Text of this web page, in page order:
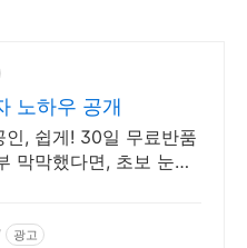
노하우 공개
, 쉽게! 30일 무료반품
막막했다면, 초보 눈높
광고